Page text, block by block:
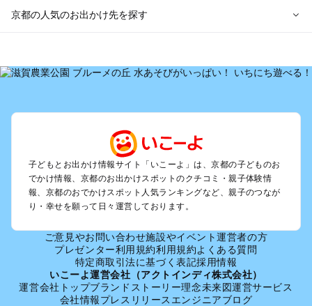
京都の人気のお出かけ先を探す
を探す
宇治・京都南部（長岡京・山崎）のプールお出かけ
出かけ
天橋立・舞鶴・丹後半島のプールお出かけ
福知山・綾部のプールお出かけ
亀岡・湯の花・美山・丹波のプールお出かけ
嵐山・嵯峨野・高雄のプールお出かけ
烏丸・二条城・北野天満宮のプールお出かけ
丹後・久美浜のプールお出かけ
大原・鞍馬・貴船のプールお出かけ
京都の定番お出かけスポット
京都の遊園地
子どもとお出かけ情報サイト「いこーよ」は、京都の子どものお
でかけ情報、京都のお出かけスポットのクチコミ・親子体験情
報、京都のおでかけスポット人気ランキングなど、親子のつなが
り・幸せを願って日々運営しております。
ご意見やお問い合わせ施設やイベント運営者の方
プレゼンター利用規約利用規約よくある質問
特定商取引法に基づく表記採用情報
いこーよ運営会社（アクトインディ株式会社）
運営会社トップブランドストーリー理念未来図運営サービス
会社情報プレスリリース エンジニアブログ